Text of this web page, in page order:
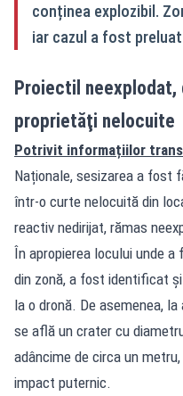
conținea explozibil.
iar cazul a fost
Proiectil
proprietăţi nelocuite
Potrivit informațiilor
Naționale, sesizarea a fost
într-o curte nelocuită din
reactiv nedirijat, rămas
În apropierea locului unde
din zonă, a fost identificat
la o dronă. De asemenea,
se află un crater cu
adâncime de circa un
impact puternic.